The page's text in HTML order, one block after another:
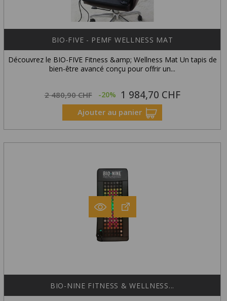
BIO-FIVE - PEMF WELLNESS MAT
Découvrez le BIO-FIVE Fitness &amp; Wellness Mat Un tapis de
bien-être avancé conçu pour offrir un...
Prix
habituel
2 480,90 CHF -20% Prix
1 984,70 CHF
Ajouter au panier
BIO-NINE FITNESS & WELLNESS...